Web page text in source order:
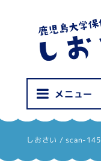
メニュー
しおさい /scan-145